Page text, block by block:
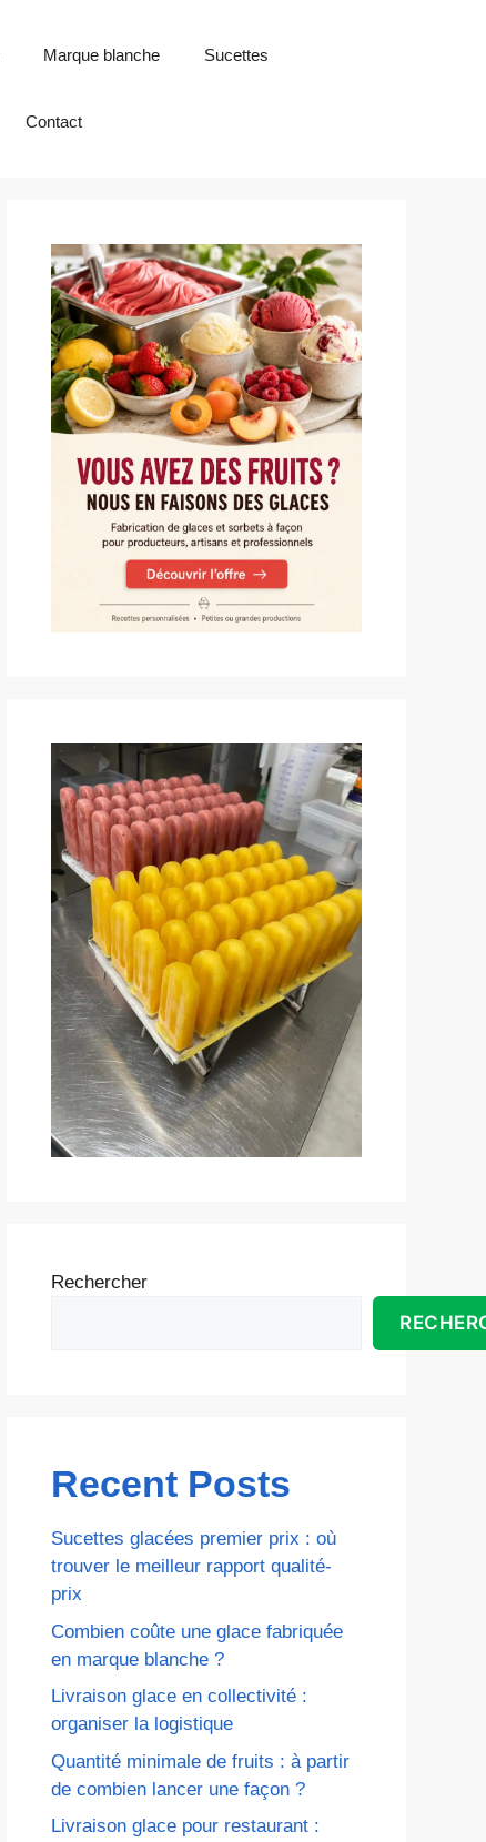
Marque blanche Sucettes
Contact
Rechercher
Recent Posts
Sucettes glacées premier prix : où
trouver le meilleur rapport qualité-
prix
Combien coûte une glace fabriquée
en marque blanche ?
Livraison glace en collectivité :
organiser la logistique
Quantité minimale de fruits : à partir
de combien lancer une façon ?
Livraison glace pour restaurant :